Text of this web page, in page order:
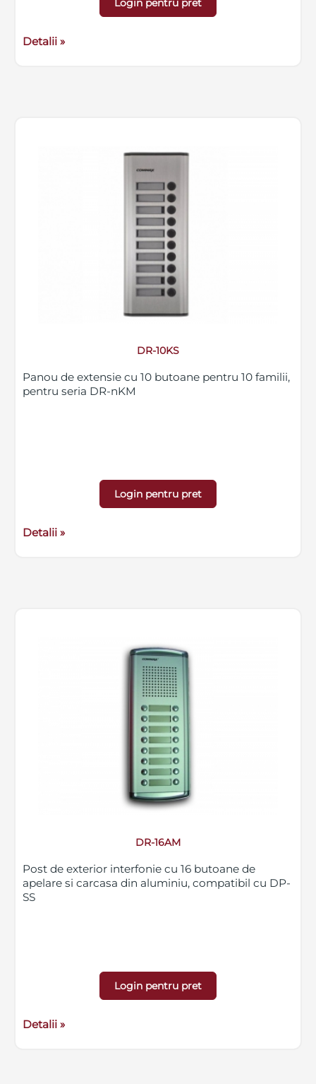
Login pentru pret
Detalii »
DR-10KS
Panou de extensie cu 10 butoane pentru 10 familii,
pentru seria DR-nKM
Login pentru pret
Detalii »
DR-16AM
Post de exterior interfonie cu 16 butoane de
apelare si carcasa din aluminiu, compatibil cu DP-
SS
Login pentru pret
Detalii »